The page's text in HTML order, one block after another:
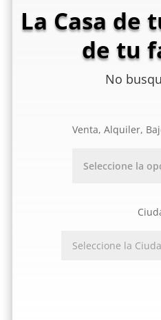
La Casa de
de tu
No
Venta, Alquiler,